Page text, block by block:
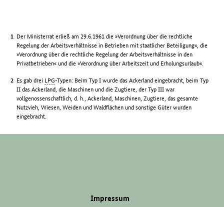
Der Ministerrat erließ am 29.6.1961 die »Verordnung über die rechtliche
Regelung der Arbeitsverhältnisse in Betrieben mit staatlicher Beteiligung«, die
»Verordnung über die rechtliche Regelung der Arbeitsverhältnisse in den
Privatbetrieben« und die »Verordnung über Arbeitszeit und Erholungsurlaub«.
Es gab drei LPG-Typen: Beim Typ I wurde das Ackerland eingebracht, beim Typ
II das Ackerland, die Maschinen und die Zugtiere, der Typ III war
vollgenossenschaftlich, d. h., Ackerland, Maschinen, Zugtiere, das gesamte
Nutzvieh, Wiesen, Weiden und Waldflächen und sonstige Güter wurden
eingebracht.
Impressum